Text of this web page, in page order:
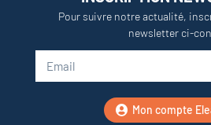
Pour suivre notre actualité,
newsletter ci-
Mon compte